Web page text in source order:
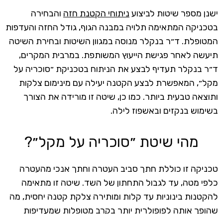
ישנן מספר שיטות לביצוע ניתוחי הקטנת חזה והבחירה
בטכניקה המתאימה תלויה במבנה הגוף, גודל החזה והעדפות
המטופלת. ד״ר בנקלר מנוסה במגוון השיטות ובחירת השיטה
תיעשה לאחר פגישת הייעוץ המשותפת. במרבית המקרים,
ד״ר בנקלר תעדיף לבצע את הניתוח בטכניקת ״סוכריה על
מקל״, המאפשרת לבצע הקטנה יעילה עם מינימום צלקות
ותוצאה טבעית ביותר. כמו כן, שיטה זו מורידה את הצורך
בשימוש בנקזים ובאשפוז לילה.
מהי שיטת ״סוכריה על מקל״?
טכניקה זו כוללת חתך סביב העטרה וחתך אנכי מהעטרה
כלפי מטה, עד לגבול התחתון של השד. שיטה זו מתאימה
להקטנות בינוניות עד קלות ומותירה צלקת קטנה יחסית, מה
שהופך אותה לפופולרית יותר בקרב מטופלות שמעדיפות